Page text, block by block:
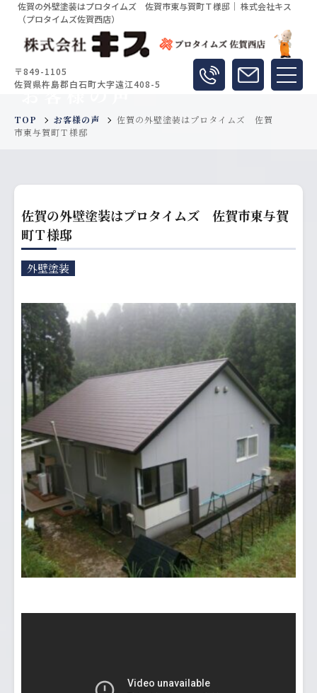
佐賀の外壁塗装はプロタイムズ 佐賀市東与賀町Ｔ様邸｜ 株式会社キス
（プロタイムズ佐賀西店）
〒849-1105
佐賀県杵島郡白石町大字遠江408-5
お客様の声
TOP お客様の声
佐賀の外壁塗装はプロタイムズ 佐賀
市東与賀町Ｔ様邸
佐賀の外壁塗装はプロタイムズ 佐賀市東与賀
町Ｔ様邸
外壁塗装